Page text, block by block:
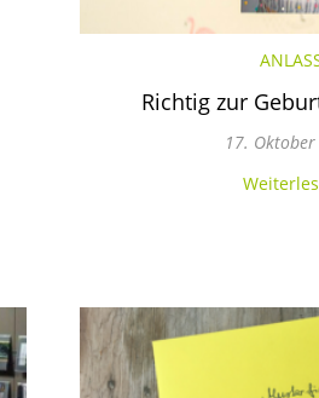
Richtig zur
17.